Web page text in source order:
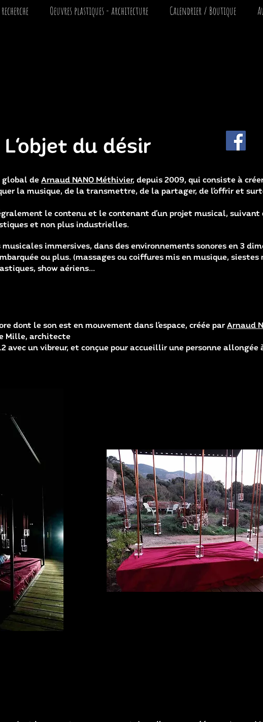
Oeuvres plastiques - architecture Calendrier / Boutique
L'objet du désir
global de Arnaud NANO Méthivier, depuis 2009, qui consiste à
la musique, de la transmettre, de la partager, de l’offrir et
le contenu et le contenant d’un projet musical, suivant
et non plus industrielles.
immersives, dans des environnements sonores en 3
ou plus. (massages ou coiffures mis en musique, siestes
show aériens...
dont le son est en mouvement dans l’espace, créée par Arnaud
Mille, architecte
avec un vibreur, et conçue pour accueillir une personne allongée